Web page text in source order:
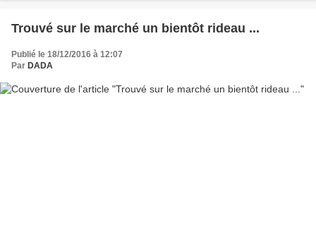
Trouvé sur le marché un bientôt rideau ...
Publié le 18/12/2016 à 12:07
Par DADA